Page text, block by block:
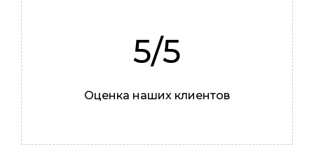
5/5
Оценка наших клиентов